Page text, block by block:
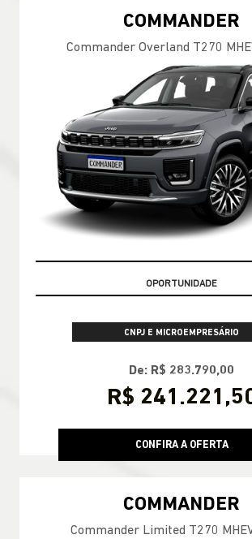
COMMANDER
Commander Overland T270
GARANTIA 05 ANOS JEEP
CNPJ E MICROEMPRESÁRIO
De: R$ 283.790,00
R$
CONFIRA A OFERTA
COMMANDER
Commander Limited T270